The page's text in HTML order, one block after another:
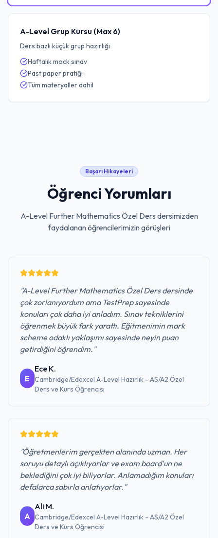
A-Level Grup Kursu (Max 6)
Ders bazlı küçük grup hazırlığı
Haftalık mock sınav
Past paper pratiği
Tüm materyaller dahil
Başarı Hikayeleri
Öğrenci Yorumları
A-Level Further Mathematics Özel Ders dersimizden
faydalanan öğrencilerimizin görüşleri
"A-Level Further Mathematics Özel Ders dersinde
çok zorlanıyordum ama TestPrep sayesinde
konuları çok daha iyi anladım. Sınav tekniklerini
öğrenmek büyük fark yarattı. Eğitmenimin mark
scheme odaklı yaklaşımı sayesinde neyin puan
getirdiğini öğrendim. "
E
Ece K.
Cambridge/Edexcel A-Level Hazırlık - AS/A2 Özel
Ders ve Kurs Öğrencisi
"Öğretmenlerim gerçekten alanında uzman. Her
soruyu detaylı açıklıyorlar ve exam board'un ne
beklediğini çok iyi biliyorlar. Anlamadığım konuları
defalarca sabırla anlatıyorlar. "
A
Ali M.
Cambridge/Edexcel A-Level Hazırlık - AS/A2 Özel
Ders ve Kurs Öğrencisi